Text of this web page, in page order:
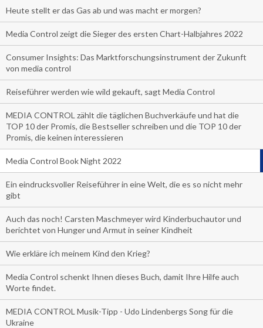
Heute stellt er das Gas ab und was macht er morgen?
Media Control zeigt die Sieger des ersten Chart-Halbjahres 2022
Consumer Insights: Das Marktforschungsinstrument der Zukunft
von media control
Reiseführer werden wie wild gekauft, sagt Media Control
MEDIA CONTROL zählt die täglichen Buchverkäufe und hat die
TOP 10 der Promis, die Bestseller schreiben und die TOP 10 der
Promis, die keinen interessieren
Media Control Book Night 2022
Ein eindrucksvoller Reiseführer in eine Welt, die es so nicht mehr
gibt
Auch das noch! Carsten Maschmeyer wird Kinderbuchautor und
berichtet von Hunger und Armut in seiner Kindheit
Wie erkläre ich meinem Kind den Krieg?
Media Control schenkt Ihnen dieses Buch, damit Ihre Hilfe auch
Worte findet.
MEDIA CONTROL Musik-Tipp - Udo Lindenbergs Song für die
Ukraine